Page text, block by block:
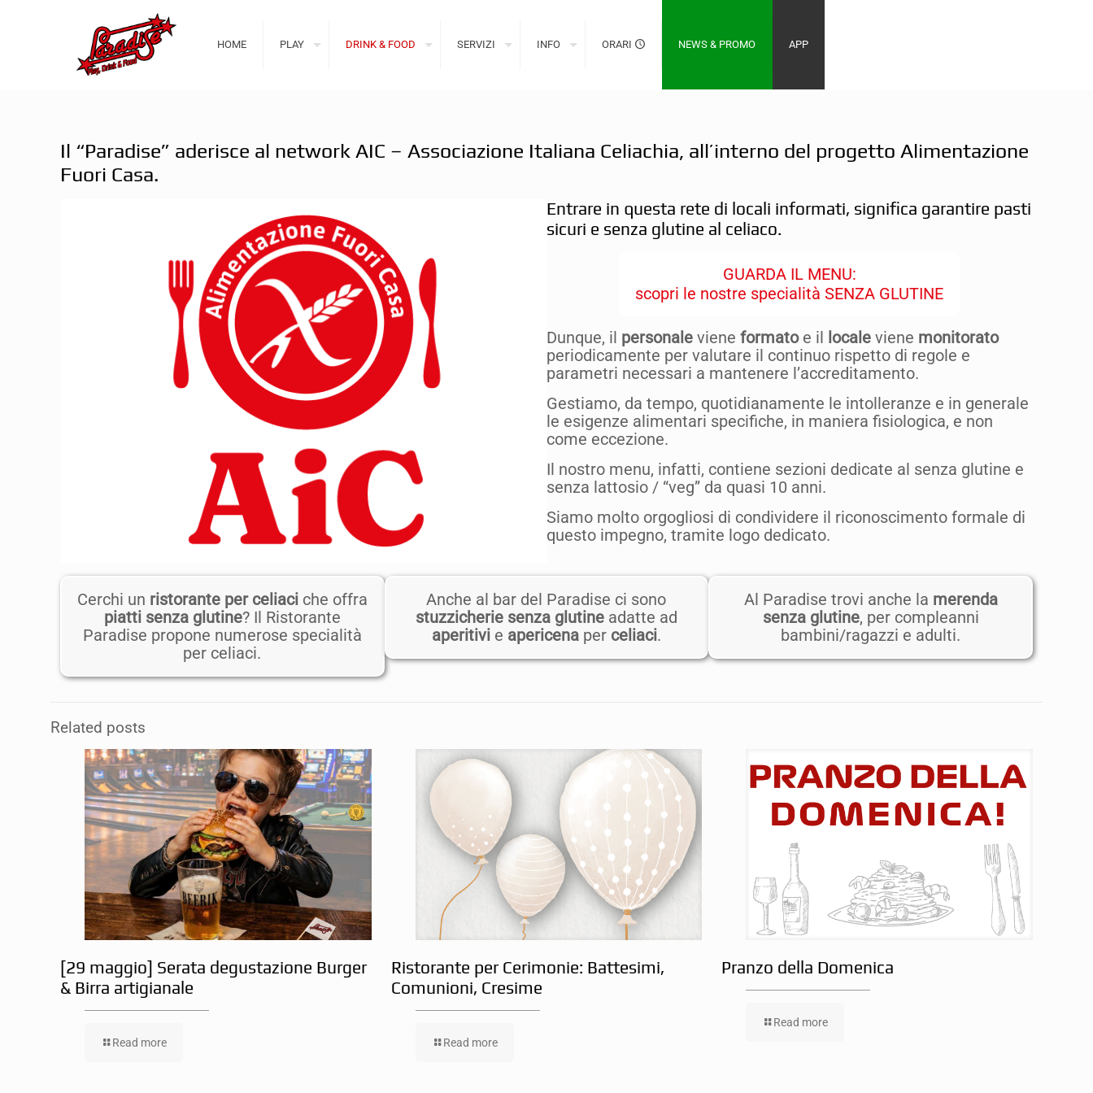
HOME PLAY DRINK & FOOD SERVIZI INFO ORARI NEWS & PROMO APP
Il “Paradise” aderisce al network AIC – Associazione Italiana Celiachia, all’interno del progetto Alimentazione
Fuori Casa.
Entrare in questa rete di locali informati, significa garantire pasti
sicuri e senza glutine al celiaco.
GUARDA IL MENU:
scopri le nostre specialità SENZA GLUTINE
Dunque, il personale viene formato e il locale viene monitorato
periodicamente per valutare il continuo rispetto di regole e
parametri necessari a mantenere l’accreditamento.
Gestiamo, da tempo, quotidianamente le intolleranze e in generale
le esigenze alimentari specifiche, in maniera fisiologica, e non
come eccezione.
Il nostro menu, infatti, contiene sezioni dedicate al senza glutine e
senza lattosio / “veg” da quasi 10 anni.
Siamo molto orgogliosi di condividere il riconoscimento formale di
questo impegno, tramite logo dedicato.
Cerchi un ristorante per celiaciche offra
piatti senza glutine? Il Ristorante
Paradise propone numerose specialità
per celiaci.
Anche al bar del Paradise ci sono
stuzzicherie senza glutineadatte ad
aperitivi e apericena per celiaci.
Al Paradise trovi anche la merenda
senza glutine, per compleanni
bambini/ragazzi e adulti.
Related posts
[29 maggio] Serata degustazione Burger
& Birra artigianale
Read more
Ristorante per Cerimonie: Battesimi,
Comunioni, Cresime
Read more
Pranzo della Domenica
Read more